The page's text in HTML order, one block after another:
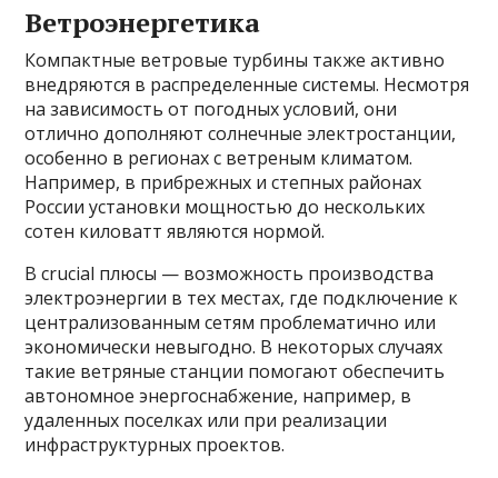
Ветроэнергетика
Компактные ветровые турбины также активно
внедряются в распределенные системы. Несмотря
на зависимость от погодных условий, они
отлично дополняют солнечные электростанции,
особенно в регионах с ветреным климатом.
Например, в прибрежных и степных районах
России установки мощностью до нескольких
сотен киловатт являются нормой.
В crucial плюсы — возможность производства
электроэнергии в тех местах, где подключение к
централизованным сетям проблематично или
экономически невыгодно. В некоторых случаях
такие ветряные станции помогают обеспечить
автономное энергоснабжение, например, в
удаленных поселках или при реализации
инфраструктурных проектов.